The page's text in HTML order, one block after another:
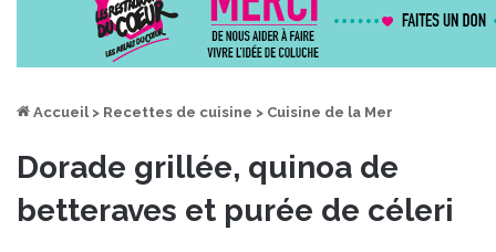
Accueil > Recettes de cuisine > Cuisine de la Mer
Dorade grillée, quinoa de
betteraves et purée de céleri